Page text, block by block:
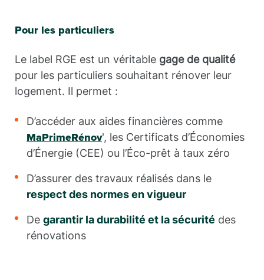
Pour les particuliers
Le label RGE est un véritable gage de qualité
pour les particuliers souhaitant rénover leur
logement. Il permet :
D’accéder aux aides financières comme
MaPrimeRénov', les Certificats d’Économies
d’Énergie (CEE) ou l’Éco-prêt à taux zéro
D’assurer des travaux réalisés dans le
respect des normes en vigueur
De garantir la durabilité et la sécurité des
rénovations